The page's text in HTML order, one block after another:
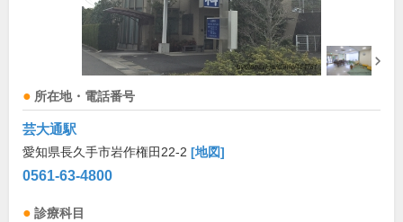
所在地・電話番号
芸大通駅
愛知県長久手市岩作権田22-2 [地図]
0561-63-4800
診療科目